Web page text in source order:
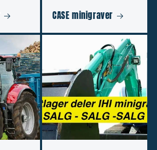
CASE minigraver